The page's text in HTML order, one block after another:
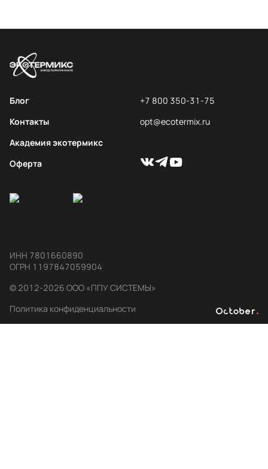
Блог
Контакты
Академия экотермикс
Оферта
+7 800 350-31-75
opt@ecotermix.ru
ИНН 7801660890
ОГРН 1197847059904
© 2012-2026 ООО «ППУ СИСТЕМЫ»
Политика конфиденциальности